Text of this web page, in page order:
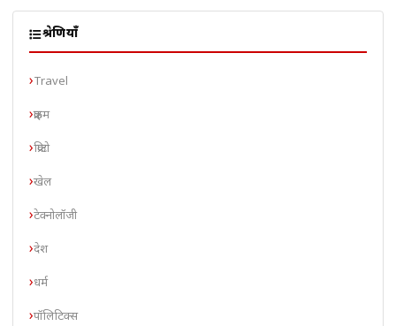
श्रेणियाँ
Travel
क्राइम
क्रिप्टो
खेल
टेक्नोलॉजी
देश
धर्म
पॉलिटिक्स